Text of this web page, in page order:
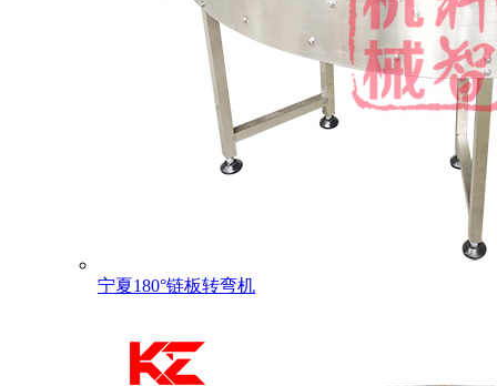
宁夏180°链板转弯机